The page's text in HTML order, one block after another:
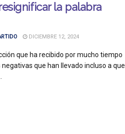
la palabra
DICIEMBRE 12, 2024
que ha recibido por mucho tiempo
que han llevado incluso a que